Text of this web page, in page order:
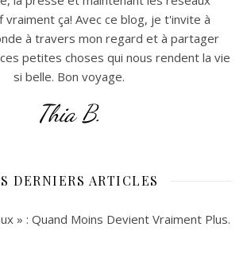
vraiment ça! Avec ce blog, je t'invite à
à travers mon regard et à partager
petites choses qui nous rendent la vie
si belle. Bon voyage.
Thia B.
DERNIERS ARTICLES
» : Quand Moins Devient Vraiment Plus.